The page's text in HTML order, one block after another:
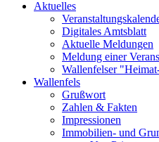
Aktuelles
Digitales Amtsblatt
Aktuelle Meldungen
Meldung einer
Wallenfelser
Wallenfels
Grußwort
Zahlen & Fakten
Impressionen
Immobilien- und